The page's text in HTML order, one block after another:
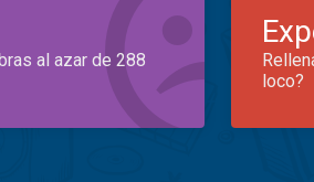
al azar de 288
loco?